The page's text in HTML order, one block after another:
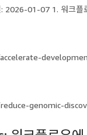
01-07 1. 워크플
genomic-